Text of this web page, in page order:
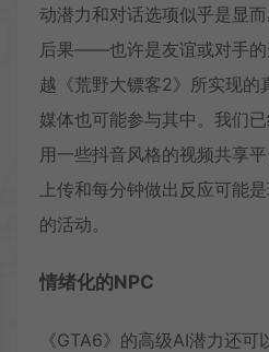
动潜力和对话选项似乎是显
后果——也许是友谊或对手
越《荒野大镖客2》所实现的
媒体也可能参与其中。我们
用一些抖音风格的视频共享
上传和每分钟做出反应可能
的活动。
情绪化的NPC
《GTA6》的高级AI潜力还